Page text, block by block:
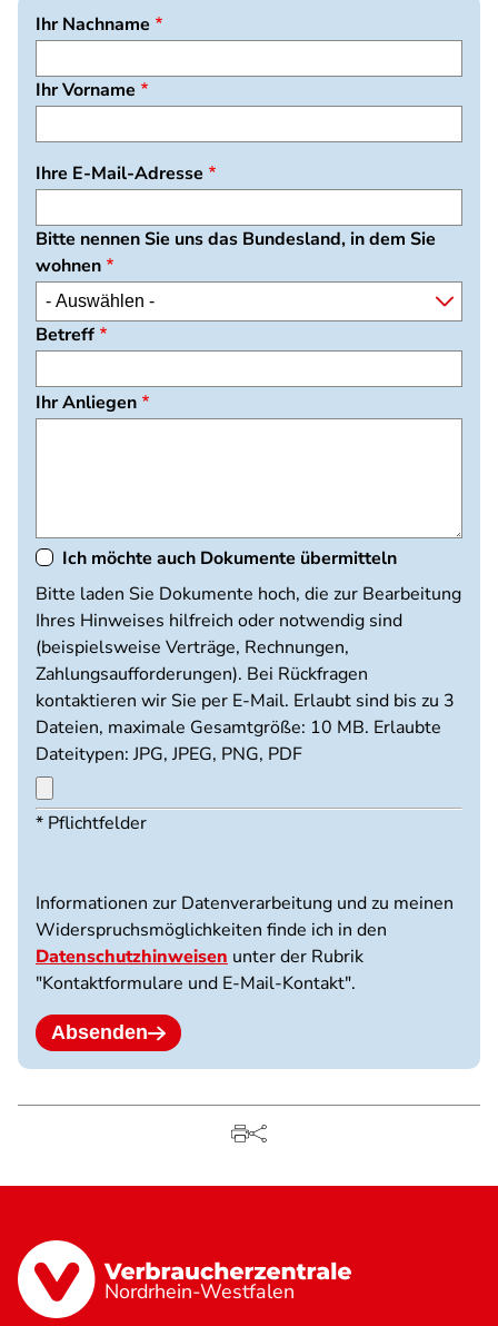
Ihr Nachname
Ihr Vorname
Ihre E-Mail-Adresse
Bitte nennen Sie uns das Bundesland, in dem Sie
wohnen
Betreff
Ihr Anliegen
Ich möchte auch Dokumente übermitteln
Dokumente
hochladen
Bitte laden Sie Dokumente hoch, die zur Bearbeitung
Ihres Hinweises hilfreich oder notwendig sind
(beispielsweise Verträge, Rechnungen,
Zahlungsaufforderungen). Bei Rückfragen
kontaktieren wir Sie per E-Mail. Erlaubt sind bis zu 3
Dateien, maximale Gesamtgröße: 10 MB. Erlaubte
Dateitypen: JPG, JPEG, PNG, PDF
Maximal
möglich.
10
MB
Limit.
Erlaubte
jpg
jpeg
pdf.
* Pflichtfelder
Informationen zur Datenverarbeitung und zu meinen
Widerspruchsmöglichkeiten finde ich in den
Datenschutzhinweisen unter der Rubrik
"Kontaktformulare und E-Mail-Kontakt".
Absenden
Nordrhein-Westfalen